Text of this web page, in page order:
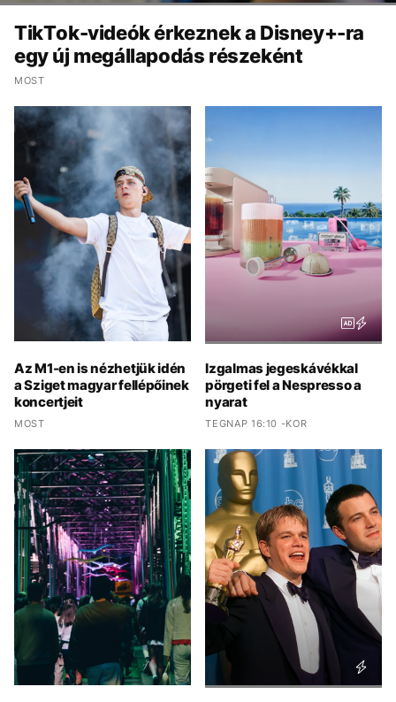
TikTok-videók érkeznek a Disney+-ra
egy új megállapodás részeként
MOST
Az M1-en is nézhetjük idén
a Sziget magyar fellépőinek
koncertjeit
MOST
Izgalmas jegeskávékkal
pörgeti fel a Nespresso a
nyarat
TEGNAP 16:10 -KOR